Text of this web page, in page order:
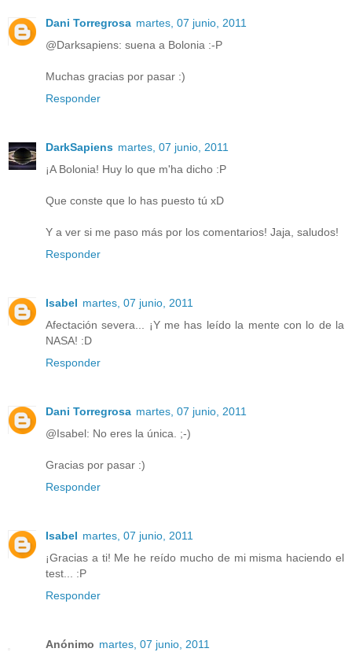
Dani Torregrosa martes, 07 junio, 2011
@Darksapiens: suena a Bolonia :-P
Muchas gracias por pasar :)
Responder
DarkSapiens martes, 07 junio, 2011
¡A Bolonia! Huy lo que m'ha dicho :P
Que conste que lo has puesto tú xD
Y a ver si me paso más por los comentarios! Jaja, saludos!
Responder
Isabel martes, 07 junio, 2011
Afectación severa... ¡Y me has leído la mente con lo de la
NASA! :D
Responder
Dani Torregrosa martes, 07 junio, 2011
@Isabel: No eres la única. ;-)
Gracias por pasar :)
Responder
Isabel martes, 07 junio, 2011
¡Gracias a ti! Me he reído mucho de mi misma haciendo el
test... :P
Responder
Anónimo martes, 07 junio, 2011